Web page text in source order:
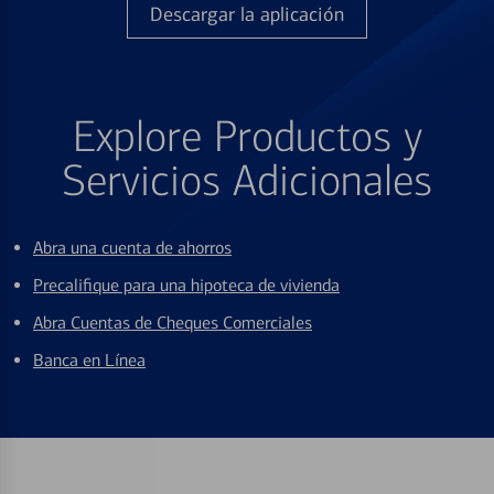
Descargar la aplicación
Explore Productos y
Servicios Adicionales
Abra una cuenta de ahorros
Precalifique para una hipoteca de vivienda
Abra Cuentas de Cheques Comerciales
Banca en Línea